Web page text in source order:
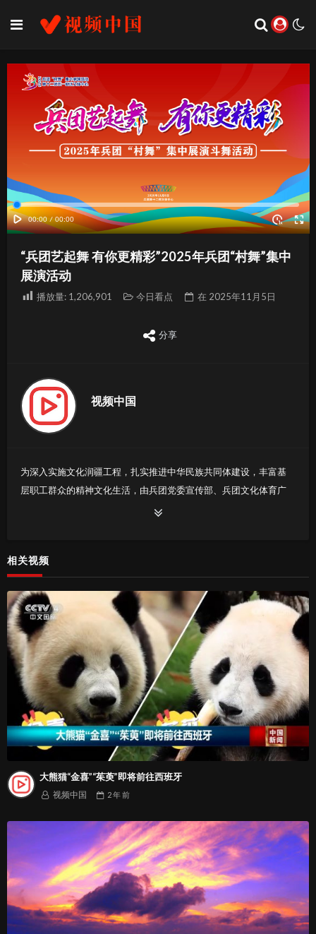
“兵团艺起舞 有你更精彩”2025年兵团“村舞”集中
展演活动
播放量: 1,206,901 今日看点 在 2025年11月5日
分享
视频中国
为深入实施文化润疆工程，扎实推进中华民族共同体建设，丰富基
层职工群众的精神文化生活，由兵团党委宣传部、兵团文化体育广
电和旅游局主办，兵团第十二师承办的兵团“村舞”集中展演活动，定
以充满活力的舞姿激发文化创新活力，生动讲述兵团故事。展演将
卷，充分展现兵团基层文化建设的丰硕成果与时代风采。诚挚邀请
广大观众通过线上直播共同参与，感受兵团魅力！
相关视频
大熊猫“金喜”“茱萸”即将前往西班牙
视频中国 2 年前